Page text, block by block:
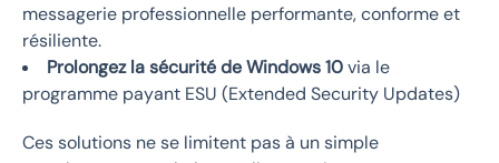
messagerie professionnelle performante, conforme et
résiliente.
Prolongez la sécurité de Windows 10via le
programme payant ESU (Extended Security Updates)
Ces solutions ne se limitent pas à un simple